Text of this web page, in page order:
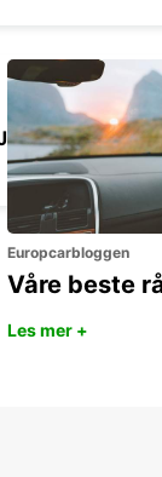
Europcarbloggen
Våre beste
Les mer +